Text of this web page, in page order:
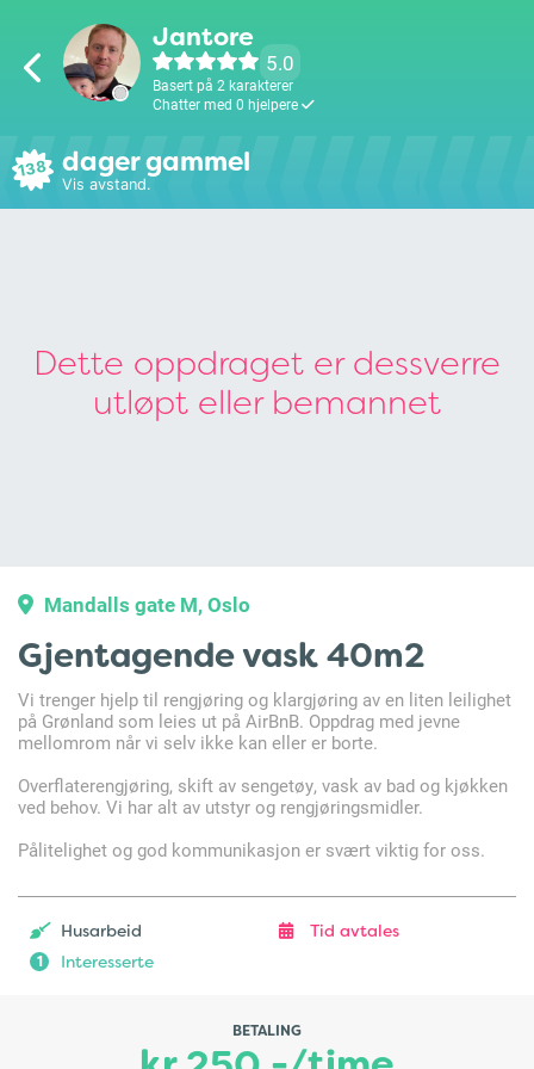
Jantore
5.0
Basert på 2 karakterer
Chatter med 0 hjelpere
138 dager gammel
Vis avstand.
Dette oppdraget er dessverre
utløpt eller bemannet
Mandalls gate M, Oslo
Gjentagende vask 40m2
Vi trenger hjelp til rengjøring og klargjøring av en liten leilighet
på Grønland som leies ut på AirBnB. Oppdrag med jevne
mellomrom når vi selv ikke kan eller er borte.
Overflaterengjøring, skift av sengetøy, vask av bad og kjøkken
ved behov. Vi har alt av utstyr og rengjøringsmidler.
Pålitelighet og god kommunikasjon er svært viktig for oss.
Husarbeid Tid avtales
1 Interesserte
BETALING